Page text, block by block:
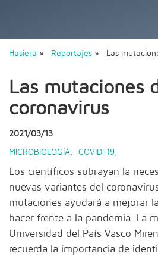
Hasiera » Reportajes » Las
Las mutaciones
coronavirus
2021/03/13
MICROBIOLOGÍA COVID-19
Los científicos subrayan la
nuevas variantes del
mutaciones ayudará a mejorar
hacer frente a la pandemia. La
Universidad del País Vasco
recuerda la importancia de